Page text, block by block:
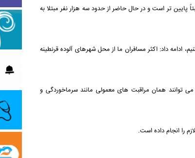
تر است و در حال حاضر از حدود سه هزار نفر مبتلا به
ادامه داد: اکثر مسافران ما از محل شهرهای آلوده قرنطینه
توانند همان مراقبت های معمولی مانند سرماخوردگی و
را انجام داده است.